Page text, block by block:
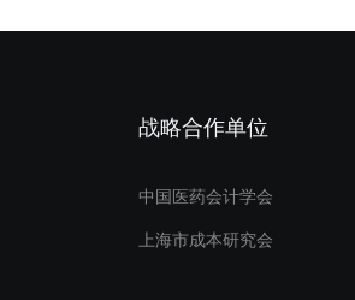
战略合作单位
中国医药会计学会
上海市成本研究会